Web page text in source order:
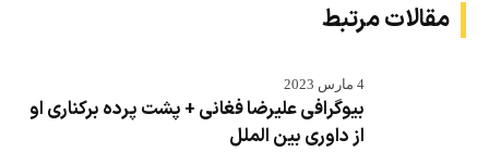
مقالات مرتبط
4 مارس 2023
بیوگرافی علیرضا فغانی + پشت پرده برکناری او
از داوری بین الملل